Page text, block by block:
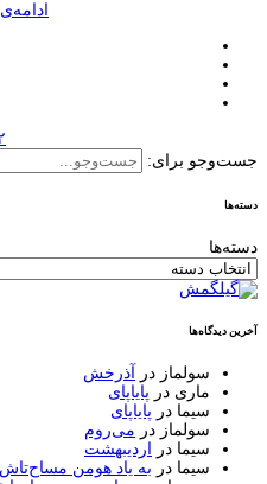
ادامه‌ی نوشته
برای:
سولمازدرآذرخش
ماری
در پایاپای
سیما
درپایاپای
سولمازدرمی‌روم
سیما
دراردیبهشت
سیما
دربه یاد هومن مساح‌تاش